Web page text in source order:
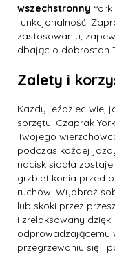
wszechstronny
funkcjonalność.
zastosowaniu,
dbając o dobrostan
Zalety i
Każdy jeździec wie,
sprzętu. Czaprak
Twojego
podczas każdej
nacisk siodła
grzbiet konia przed
ruchów. Wyobraź
lub skoki przez
i zrelaksowany dzięki
odprowadzającemu
przegrzewaniu się i